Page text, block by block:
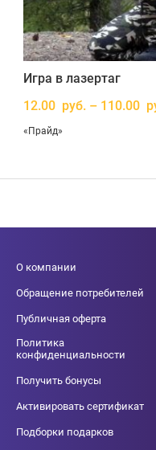
Игра в лазертаг
12.00 руб. – 110.00
«Прайд»
О компании
Обращение потребителей
Публичная оферта
Политика
конфиденциальности
Получить бонусы
Активировать сертификат
Подборки подарков